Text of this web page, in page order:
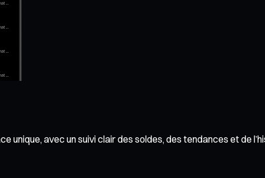
unique, avec un suivi clair des soldes, des tendances et de